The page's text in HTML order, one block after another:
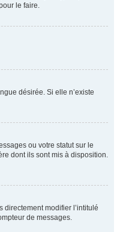
le faire.
désirée. Si elle n’existe
ou votre statut sur le
dont ils sont mis à disposition.
modifier l’intitulé
de messages.